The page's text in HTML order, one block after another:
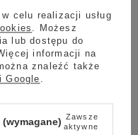
ziaren może
w zaparzaczu
doskonale sprawdzi
celu realizacji usług
. Możesz
lub dostępu do
informacji na
znaleźć także
Google
Zawsze
aktywne